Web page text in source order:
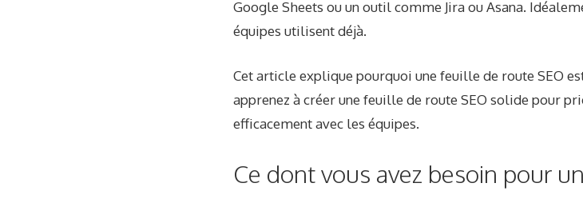
Google Sheets ou un outil comme Jira ou Asana.
équipes utilisent déjà.
Cet article explique pourquoi une feuille de route SEO
apprenez à créer une feuille de route SEO solide pour
efficacement avec les équipes.
Ce dont vous avez besoin pour